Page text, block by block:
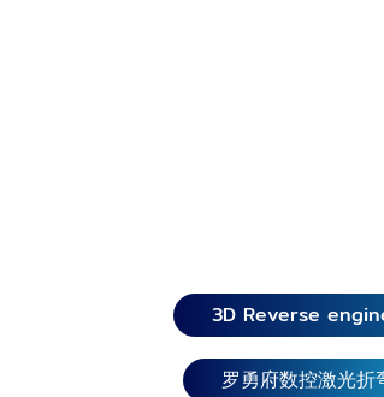
3D Reverse
罗勇府数控激光折